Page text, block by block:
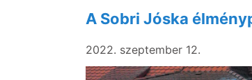
A Sobri Jóska
2022. szeptember 12.